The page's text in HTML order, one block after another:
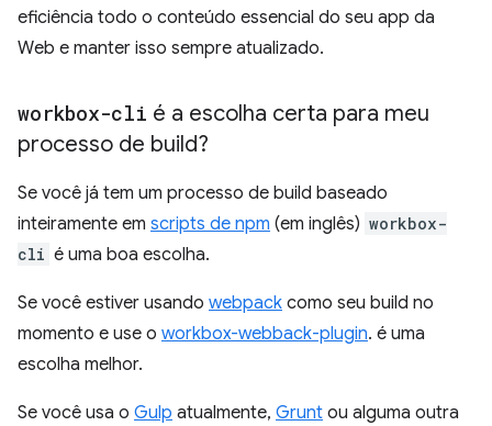
eficiência todo o conteúdo essencial do seu app da
Web e manter isso sempre atualizado.
workbox-cli é a escolha certa para meu
processo de build?
Se você já tem um processo de build baseado
inteiramente em scripts de npm (em inglês) workbox-
cli é uma boa escolha.
Se você estiver usando webpack como seu build no
momento e use o workbox-webback-plugin. é uma
escolha melhor.
Se você usa o Gulp atualmente, Grunt ou alguma outra